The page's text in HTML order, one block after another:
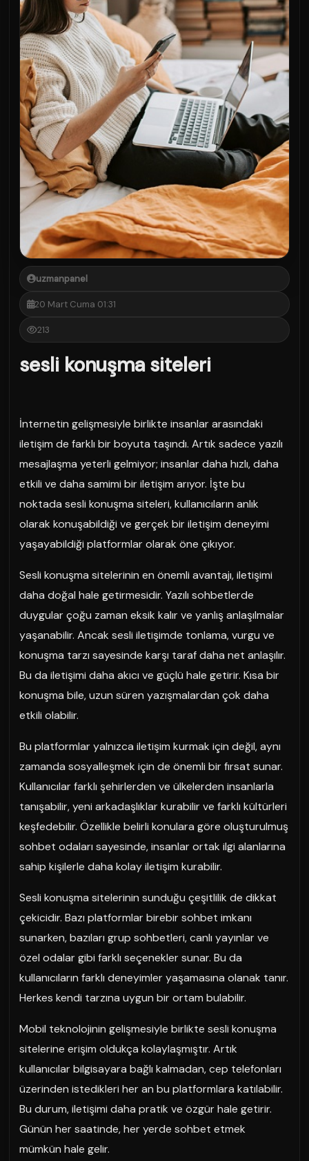
uzmanpanel
20 Mart Cuma 01:31
213
sesli konuşma siteleri
İnternetin gelişmesiyle birlikte insanlar arasındaki
iletişim de farklı bir boyuta taşındı. Artık sadece yazılı
mesajlaşma yeterli gelmiyor; insanlar daha hızlı, daha
etkili ve daha samimi bir iletişim arıyor. İşte bu
noktada sesli konuşma siteleri, kullanıcıların anlık
olarak konuşabildiği ve gerçek bir iletişim deneyimi
yaşayabildiği platformlar olarak öne çıkıyor.
Sesli konuşma sitelerinin en önemli avantajı, iletişimi
daha doğal hale getirmesidir. Yazılı sohbetlerde
duygular çoğu zaman eksik kalır ve yanlış anlaşılmalar
yaşanabilir. Ancak sesli iletişimde tonlama, vurgu ve
konuşma tarzı sayesinde karşı taraf daha net anlaşılır.
Bu da iletişimi daha akıcı ve güçlü hale getirir. Kısa bir
konuşma bile, uzun süren yazışmalardan çok daha
etkili olabilir.
Bu platformlar yalnızca iletişim kurmak için değil, aynı
zamanda sosyalleşmek için de önemli bir fırsat sunar.
Kullanıcılar farklı şehirlerden ve ülkelerden insanlarla
tanışabilir, yeni arkadaşlıklar kurabilir ve farklı kültürleri
keşfedebilir. Özellikle belirli konulara göre oluşturulmuş
sohbet odaları sayesinde, insanlar ortak ilgi alanlarına
sahip kişilerle daha kolay iletişim kurabilir.
Sesli konuşma sitelerinin sunduğu çeşitlilik de dikkat
çekicidir. Bazı platformlar birebir sohbet imkanı
sunarken, bazıları grup sohbetleri, canlı yayınlar ve
özel odalar gibi farklı seçenekler sunar. Bu da
kullanıcıların farklı deneyimler yaşamasına olanak tanır.
Herkes kendi tarzına uygun bir ortam bulabilir.
Mobil teknolojinin gelişmesiyle birlikte sesli konuşma
sitelerine erişim oldukça kolaylaşmıştır. Artık
kullanıcılar bilgisayara bağlı kalmadan, cep telefonları
üzerinden istedikleri her an bu platformlara katılabilir.
Bu durum, iletişimi daha pratik ve özgür hale getirir.
Günün her saatinde, her yerde sohbet etmek
mümkün hale gelir.